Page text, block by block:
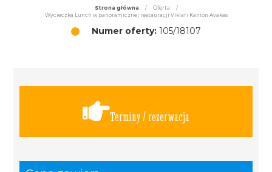
Strona główna / Oferta
/
Wycieczka Lunch w panoramicznej restauracji Viklari Kanion Avakas
Numer oferty: 105/18107
Terminy / rezerwacja